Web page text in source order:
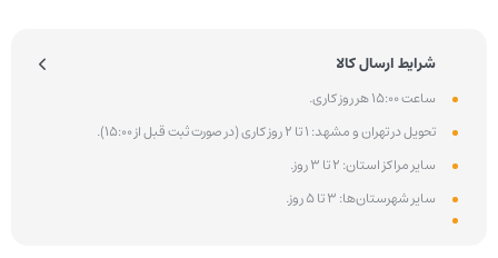
شرایط ارسال کالا
ساعت 15:00 هر روز کاری.
تحویل در تهران و مشهد: 1 تا 2 روز کاری (در صورت ثبت قبل از 15:00).
سایر مراکز استان: 2 تا 3 روز.
سایر شهرستان‌ها: 3 تا 5 روز.